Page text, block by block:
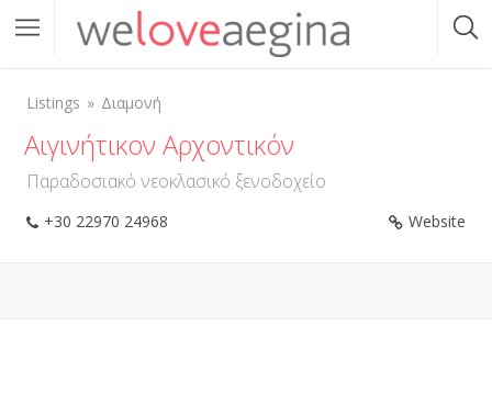
Listings Διαμονή
Αιγινήτικον Αρχοντικόν
Παραδοσιακό νεοκλασικό ξενοδοχείο
+30 22970 24968 Website